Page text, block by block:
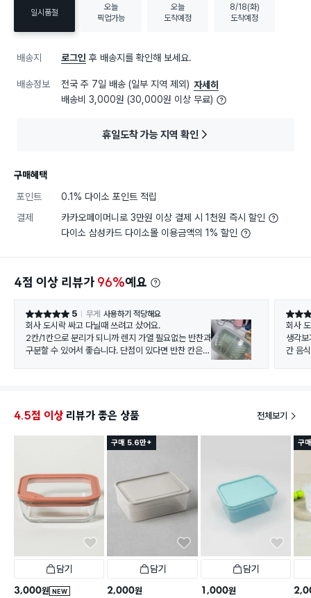
일시품절
오늘
픽업가능
오늘
도착예정
8/18(화)
도착예정
배송지 로그인 후 배송지를 확인해 보세요.
배송정보 전국 주 7일 배송 (일부 지역 제외) 자세히
배송비 3,000원 (30,000원 이상 무료)
휴일도착 가능 지역 확인
구매혜택
포인트
0.1% 다이소 포인트 적립
결제
카카오페이머니로 3만원 이상 결제 시 1천원 즉시 할인
다이소 삼성카드 다이소몰 이용금액의 1% 할인
4점 이상 리뷰가 96%예요
별점 5점 5 무게 사용하기 적당해요
회사 도시락 싸고 다닐때 쓰려고 샀어요.
2칸/1칸으로 분리가 되니까 렌지 가열 필요없는 반찬과
구분할 수 있어서 좋습니다. 단점이 있다면 반찬 칸은
별점 5
회사
생각
간 음
4.5점 이상 리뷰가 좋은 상품 전체보기
담기
NEW
3,000원
구매 5.6만+
담기
2,000원
담기
1,000원
구